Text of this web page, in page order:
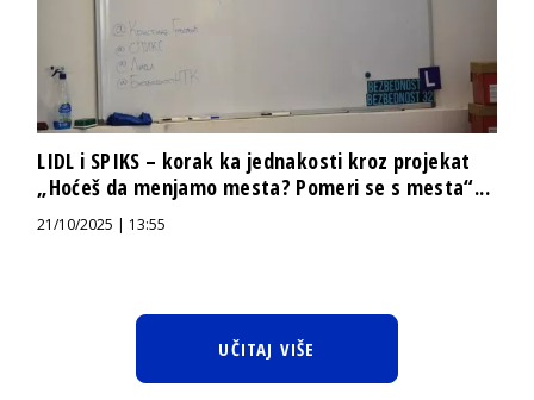
LIDL i SPIKS – korak ka jednakosti kroz projekat
„Hoćeš da menjamo mesta? Pomeri se s mesta“...
21/10/2025 | 13:55
UČITAJ VIŠE